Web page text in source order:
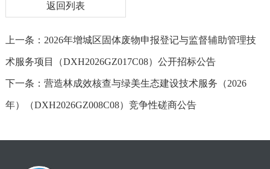
返回列表
上一条：2026年增城区固体废物申报登记与监督辅助管理技
术服务项目（DXH2026GZ017C08）公开招标公告
下一条：营造林成效核查与绿美生态建设技术服务（2026
年）（DXH2026GZ008C08）竞争性磋商公告